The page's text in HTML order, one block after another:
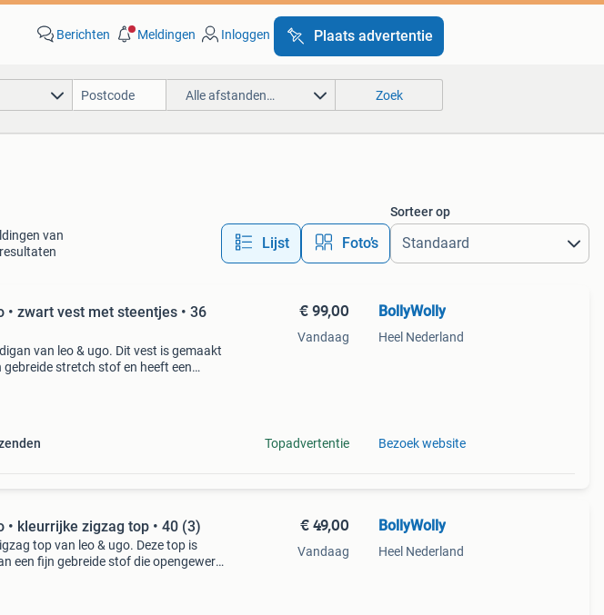
Berichten Meldingen Inloggen Plaats advertentie
Alle afstanden… Zoek
van
Lijst Foto’s
Sorteer op
• zwart vest met steentjes • 36
van leo & ugo. Dit vest is gemaakt
gebreide stretch stof en heeft een
€ 99,00
Vandaag
Topadvertentie
BollyWolly
Heel Nederland
Bezoek website
• kleurrijke zigzag top • 40 (3)
top van leo & ugo. Deze top is
een fijn gebreide stof die opengewerkt
€ 49,00
Vandaag
BollyWolly
Heel Nederland